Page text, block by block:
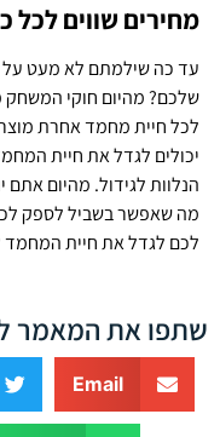
מחירים שווים לכל
עד כה שילמתם לא מעט על
שלכם? מהיום חוקי המשחק
לכל חיית מחמד אחרת
יכולים לגדל את חיית
הנלוות לגידול. מהיום
מה שאפשר בשביל לספק
לכם לגדל את חיית
שתפו את המאמר
Email